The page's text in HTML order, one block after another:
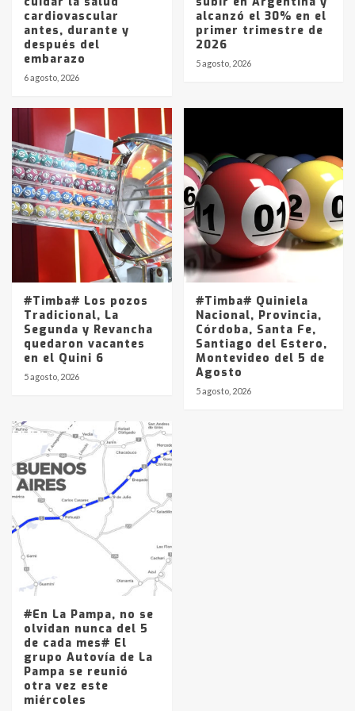
cardiovascular
antes, durante y
después del
embarazo
6 agosto, 2026
alcanzó el 30% en el
primer trimestre de
2026
5 agosto, 2026
#Timba# Los pozos
Tradicional, La
Segunda y Revancha
quedaron vacantes
en el Quini 6
5 agosto, 2026
#Timba# Quiniela
Nacional, Provincia,
Córdoba, Santa Fe,
Santiago del Estero,
Montevideo del 5 de
Agosto
5 agosto, 2026
#En La Pampa, no se
olvidan nunca del 5
de cada mes# El
grupo Autovía de La
Pampa se reunió
otra vez este
miércoles